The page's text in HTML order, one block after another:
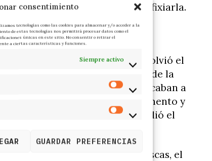
consentimiento
tecnologías como las cookies para almacenar y/o acceder a la
de estas tecnologías nos permitirá procesar datos como el
únicas en este sitio. No consentir o retirar el
a ciertas características y funciones.
Siempre activo
GUARDAR PREFERENCIAS
varios minutos hasta asfixiarla.
Isabel estaba muerta, envolvió el
a una de las habitaciones de la
mientras los familiares buscaban a
acusado encargó azulejos, cemento y
un muro tras el que escondió el
también metió varios rascas, el